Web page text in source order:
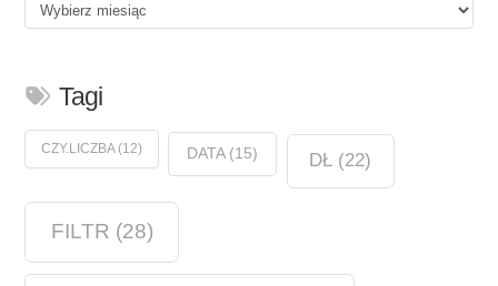
Historia
Tagi
CZY.LICZBA(12) DATA(15) DŁ (22)
FILTR (28)